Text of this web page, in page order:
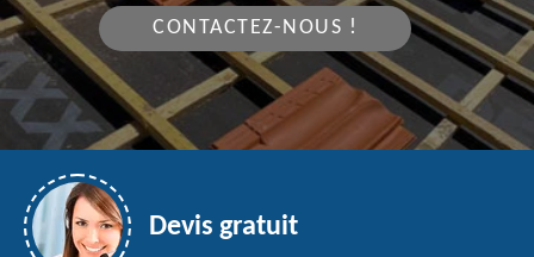
CONTACTEZ-NOUS !
Devis gratuit